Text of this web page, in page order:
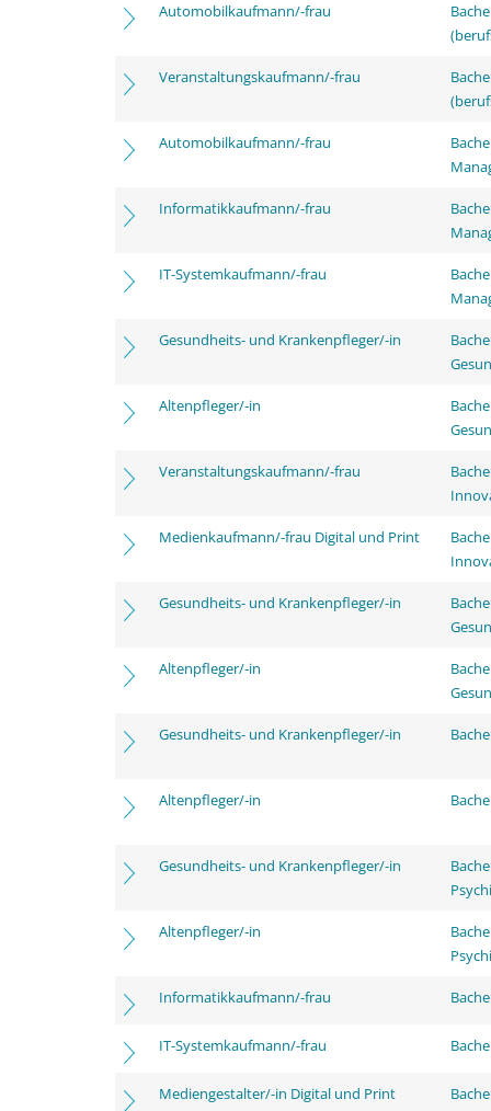
Automobilkaufmann/-frau
Veranstaltungskaufmann/-frau
Automobilkaufmann/-frau
Informatikkaufmann/-frau
IT-Systemkaufmann/-frau
Gesundheits- und Krankenpfleger/-in
Altenpfleger/-in
Veranstaltungskaufmann/-frau
Medienkaufmann/-frau Digital und Print
Gesundheits- und Krankenpfleger/-in
Altenpfleger/-in
Gesundheits- und Krankenpfleger/-in
Altenpfleger/-in
Gesundheits- und Krankenpfleger/-in
Altenpfleger/-in
Informatikkaufmann/-frau
IT-Systemkaufmann/-frau
Mediengestalter/-in Digital und Print